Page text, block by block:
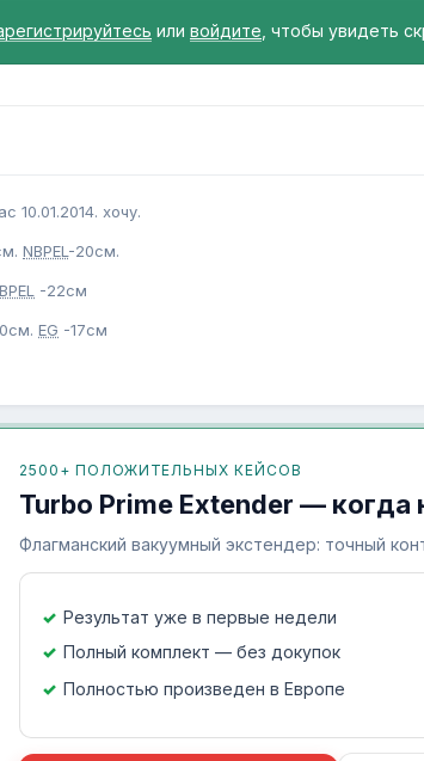
или войдите , чтобы увидеть
10.01.2014. хочу.
NBPEL -20см.
BPEL -22см
EG -17см
2500+ ПОЛОЖИТЕЛЬНЫХ КЕЙСОВ
Turbo Prime Extender — когда
Флагманский вакуумный экстендер: точный
Результат уже в первые недели
Полный комплект — без докупок
Полностью произведен в Европе